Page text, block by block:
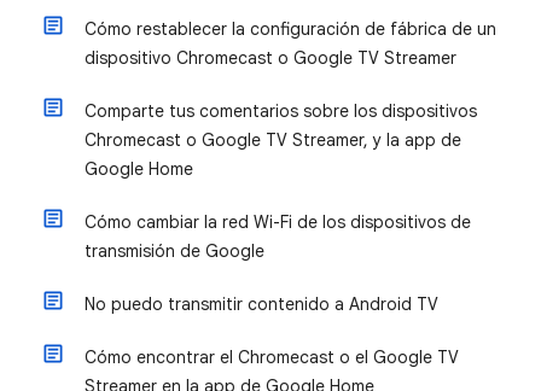
Cómo restablecer la configuración de fábrica de un
dispositivo Chromecast o Google TV Streamer
Comparte tus comentarios sobre los dispositivos
Chromecast o Google TV Streamer, y la app de
Google Home
Cómo cambiar la red Wi-Fi de los dispositivos de
transmisión de Google
No puedo transmitir contenido a Android TV
Cómo encontrar el Chromecast o el Google TV
Streamer en la app de Google Home